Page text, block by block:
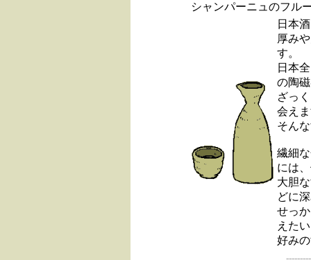
シャンパーニュのフル
日本
厚み
す。
日本
の陶
ざっ
会え
そん
繊細
には
大胆
どに
せっ
えた
好み